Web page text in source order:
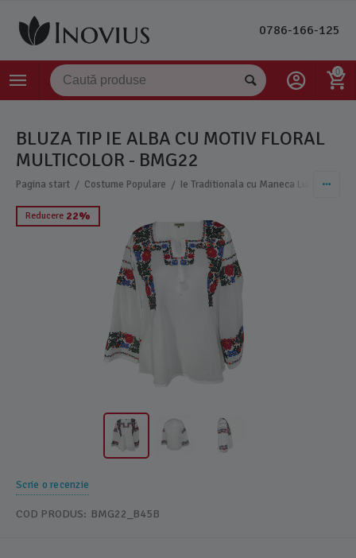
0786-166-125
0
BLUZA TIP IE ALBA CU MOTIV FLORAL
MULTICOLOR - BMG22
Pagina start / Costume Populare / Ie Traditionala cu Maneca Lunga Dama
Reducere 22%
Scrie o recenzie
COD PRODUS: BMG22_B45B